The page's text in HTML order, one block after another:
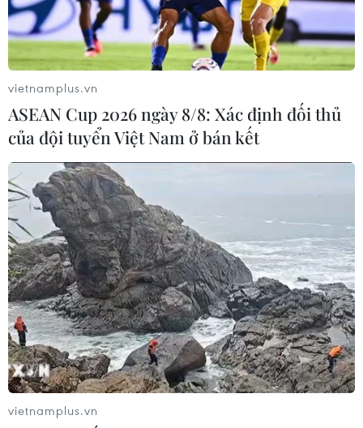
vietnamplus.vn
ASEAN Cup 2026 ngày 8/8: Xác định đối thủ
của đội tuyển Việt Nam ở bán kết
vietnamplus.vn